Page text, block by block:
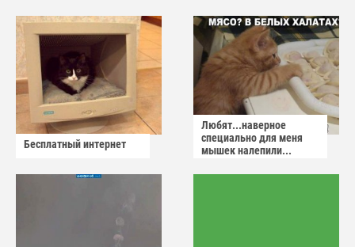
Бесплатный интернет
Любят...наверное
специально для меня
мышек налепили...